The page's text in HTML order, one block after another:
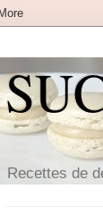
Recettes de